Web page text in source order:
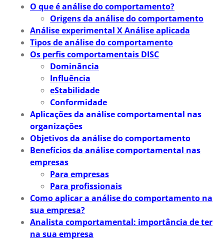
O que é análise do comportamento?
Origens da análise do comportamento
Análise experimental X Análise aplicada
Tipos de análise do comportamento
Os perfis comportamentais DISC
Dominância
Influência
eStabilidade
Conformidade
Aplicações da análise comportamental nas
organizações
Objetivos da análise do comportamento
Benefícios da análise comportamental nas
empresas
Para empresas
Para profissionais
Como aplicar a análise do comportamento na
sua empresa?
Analista comportamental: importância de ter
na sua empresa